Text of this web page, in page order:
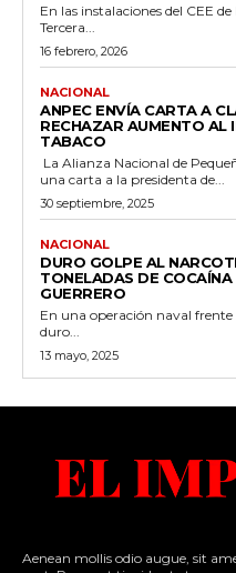
En las instalaciones del CEE
Tercera...
16 febrero, 2026
NACIONAL
ANPEC ENVÍA CARTA A
RECHAZAR AUMENTO AL
TABACO
La Alianza Nacional de
una carta a la presidenta de...
30 septiembre, 2025
NACIONAL
DURO GOLPE AL
TONELADAS DE
GUERRERO
En una operación naval frente
duro...
13 mayo, 2025
Aenean mollis odio augue, sit